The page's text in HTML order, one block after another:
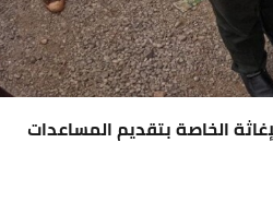
الإغاثة الخاصة بتقديم المساعدات